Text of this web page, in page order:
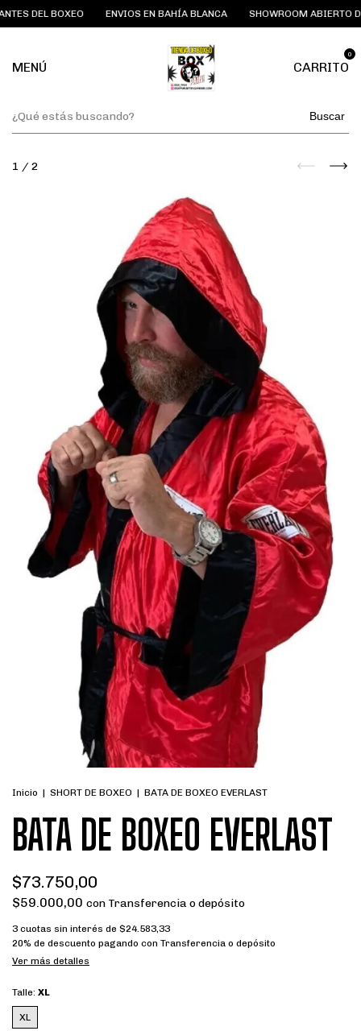
DEL BOXEO ENVIOS EN BAHÍA BLANCA SHOWROOM ABIERTO
MENÚ CARRITO
0
Buscar
1 / 2
Inicio | SHORT DE BOXEO | BATA DE BOXEO EVERLAST
BATA DE BOXEO EVERLAST
$73.750,00
$59.000,00 con Transferencia o depósito
3 cuotas sin interés de $24.583,33
20% de descuento pagando con Transferencia o depósito
Ver más detalles
Talle: XL
XL